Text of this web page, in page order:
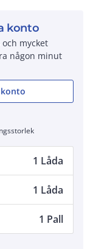
konto
mycket
någon minut
1 Låda
1 Låda
1 Pall